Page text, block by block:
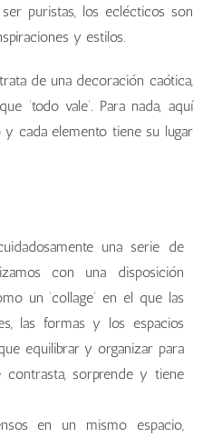
puristas, los eclécticos son
y estilos.
de una decoración caótica,
‘todo vale’. Para nada, aquí
cada elemento tiene su lugar
una serie de
con una disposición
un ‘collage’ en el que las
las formas y los espacios
equilibrar y organizar para
sorprende y tiene
en un mismo espacio,